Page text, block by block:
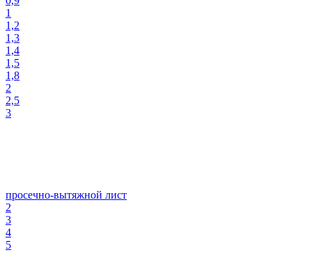
1
1,2
1,3
1,4
1,5
1,8
2
2,5
3
просечно-вытяжной лист
2
3
4
5